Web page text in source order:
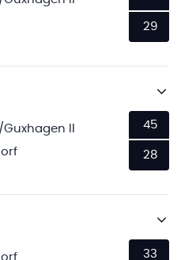
29
II
45
28
33